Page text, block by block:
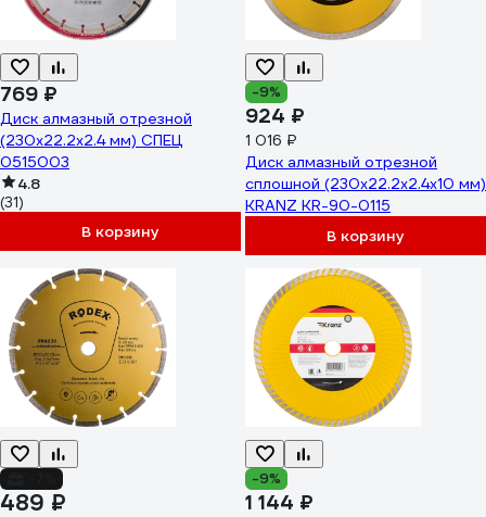
769 ₽
Диск алмазный отрезной
(230х22.2х2.4 мм) СПЕЦ
0515003
4.8
(31)
В корзину
-9%
924 ₽
1 016 ₽
Диск алмазный отрезной
сплошной (230x22.2x2.4x10 мм)
KRANZ KR-90-0115
В корзину
489 ₽
-9%
1 144 ₽